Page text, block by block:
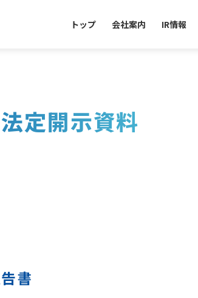
トップ 会社案内 IR情報
定開示資料
書